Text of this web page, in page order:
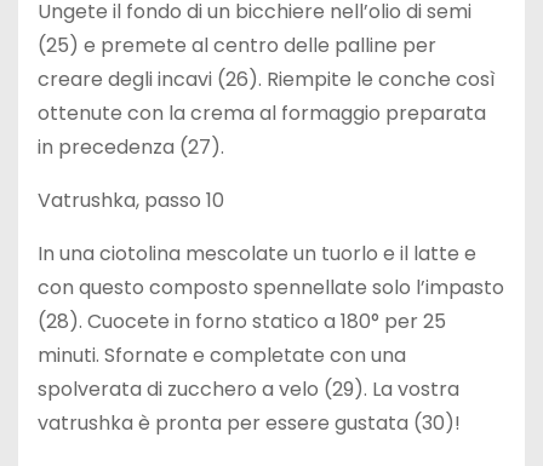
Ungete il fondo di un bicchiere nell’olio di semi
(25) e premete al centro delle palline per
creare degli incavi (26). Riempite le conche così
ottenute con la crema al formaggio preparata
in precedenza (27).
Vatrushka, passo 10
In una ciotolina mescolate un tuorlo e il latte e
con questo composto spennellate solo l’impasto
(28). Cuocete in forno statico a 180° per 25
minuti. Sfornate e completate con una
spolverata di zucchero a velo (29). La vostra
vatrushka è pronta per essere gustata (30)!